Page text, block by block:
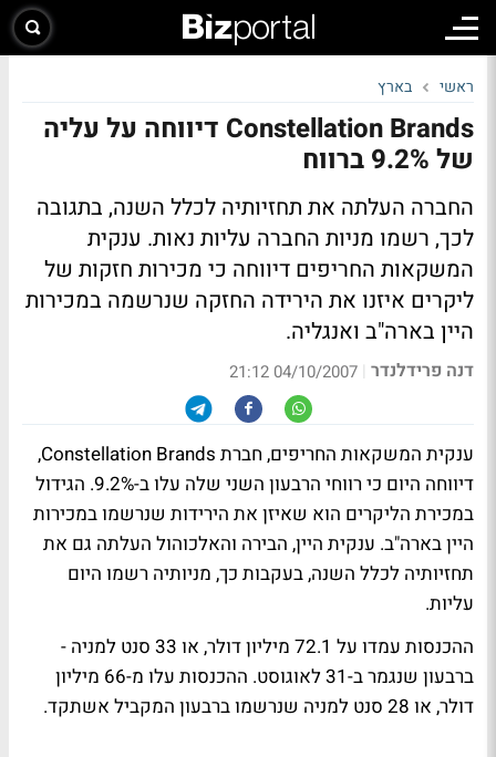
ראשי בארץ
Constellation Brands דיווחה על עליה
של 9.2% ברווח
החברה העלתה את תחזיותיה לכלל השנה, בתגובה
לכך, רשמו מניות החברה עליות נאות. ענקית
המשקאות החריפים דיווחה כי מכירות חזקות של
ליקרים איזנו את הירידה החזקה שנרשמה במכירות
היין בארה"ב ואנגליה.
דנה פרידלנדר |
04/10/2007 21:12
ענקית המשקאות החריפים, חברת Constellation Brands,
דיווחה היום כי רווחי הרבעון השני שלה עלו ב-9.2%. הגידול
במכירת הליקרים הוא שאיזן את הירידות שנרשמו במכירות
היין בארה"ב. ענקית היין, הבירה והאלכוהול העלתה גם את
תחזיותיה לכלל השנה, בעקבות כך, מניותיה רשמו היום
עליות.
ההכנסות עמדו על 72.1 מיליון דולר, או 33 סנט למניה -
ברבעון שנגמר ב-31 לאוגוסט. ההכנסות עלו מ-66 מיליון
דולר, או 28 סנט למניה שנרשמו ברבעון המקביל אשתקד.